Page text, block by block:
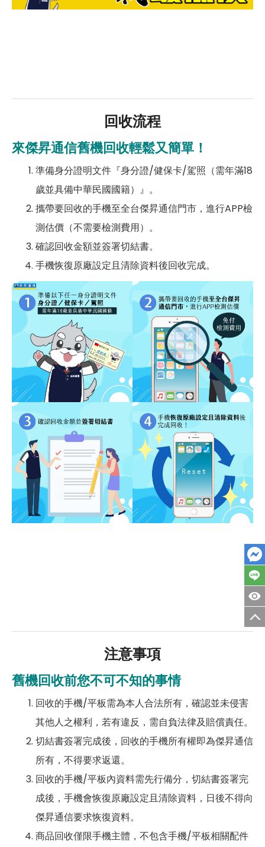
回收流程
來傑昇通信舊機回收輕鬆又簡單！
準備身分證明文件『身分證/健保卡/駕照（需年滿18
歲並具備中華民國國籍）』。
攜帶要回收的手機至全台傑昇通信門市，進行APP檢
測估價（不需要檢測費用）。
確認回收金額並簽署切結書。
手機恢復原廠設定且清除資料後回收完成。
注意事項
舊機回收前您不可不知的事情
回收的手機/平板需為本人合法所有，確認並未侵害
其他人之權利，若有違反，需自負法律及賠償責任。
切結書簽署完成後，回收的手機所有權即為傑昇通信
所有，不得要求返還。
回收的手機/平板內資料需先行備分，切結書簽署完
成後，手機會恢復原廠設定且清除資料，日後不得向
傑昇通信要求恢復資料。
商品回收僅限手機主體，不包含手機/平板相關配件